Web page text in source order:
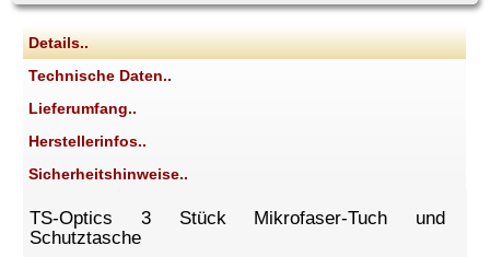
Details..
Technische Daten..
Lieferumfang..
Herstellerinfos..
Sicherheitshinweise..
TS-Optics 3 Stück Mikrofaser-Tuch und
Schutztasche